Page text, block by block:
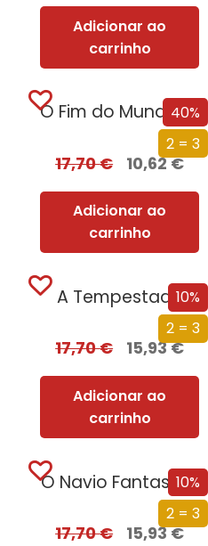
Adicionar ao
carrinho
40%
2 = 3
O Fim do Mundo em Cuecas
17,70€ 10,62€
Adicionar ao
carrinho
10%
2 = 3
A Tempestade
17,70€ 15,93€
Adicionar ao
carrinho
10%
2 = 3
O Navio Fantasma
17,70€ 15,93€